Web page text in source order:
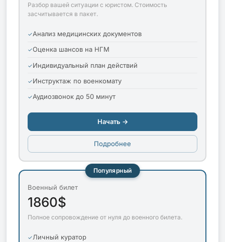
Разбор вашей ситуации с юристом. Стоимость
засчитывается в пакет.
Анализ медицинских документов
Оценка шансов на НГМ
Индивидуальный план действий
Инструктаж по военкомату
Аудиозвонок до 50 минут
Начать →
Подробнее
Популярный
Военный билет
1860$
Полное сопровождение от нуля до военного билета.
Личный куратор